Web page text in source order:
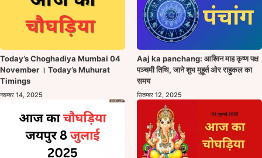
Today’s Choghadiya Mumbai 04
November । Today’s Muhurat
Timings
नवम्बर 14, 2025
Aaj ka panchang: आश्विन माह कृष्ण पक्ष
पञ्चमी तिथि, जाने शुभ मुहूर्त ओर राहुकल का
समय
सितम्बर 12, 2025